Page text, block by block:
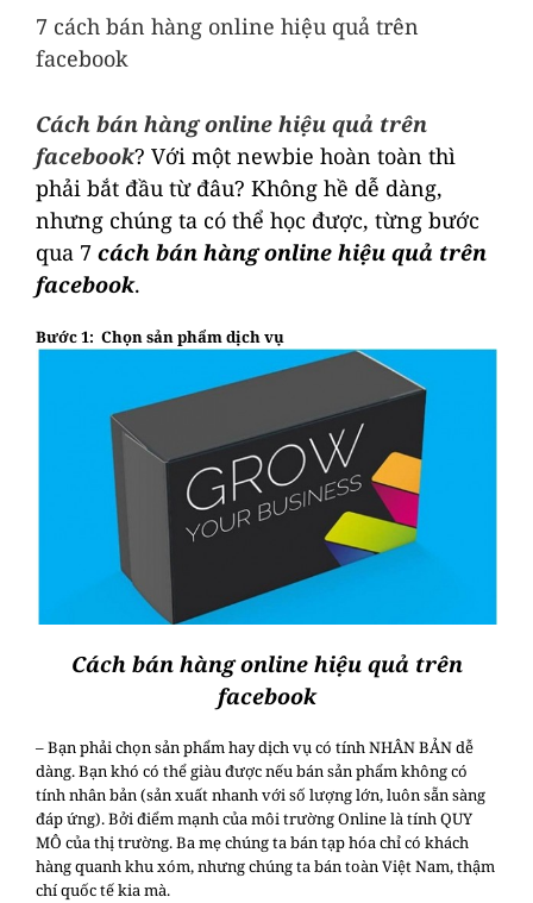
7 cách bán hàng online hiệu quả trên
facebook
Cách bán hàng online hiệu quả trên
facebook? Với một newbie hoàn toàn thì
phải bắt đầu từ đâu? Không hề dễ dàng,
nhưng chúng ta có thể học được, từng bước
qua 7 cách bán hàng online hiệu quả trên
facebook.
Bước 1: Chọn sản phẩm dịch vụ
Cách bán hàng online hiệu quả trên
facebook
– Bạn phải chọn sản phẩm hay dịch vụ có tính NHÂN BẢN dễ
dàng. Bạn khó có thể giàu được nếu bán sản phẩm không có
tính nhân bản (sản xuất nhanh với số lượng lớn, luôn sẵn sàng
đáp ứng). Bởi điểm mạnh của môi trường Online là tính QUY
MÔ của thị trường. Ba mẹ chúng ta bán tạp hóa chỉ có khách
hàng quanh khu xóm, nhưng chúng ta bán toàn Việt Nam, thậm
chí quốc tế kia mà.